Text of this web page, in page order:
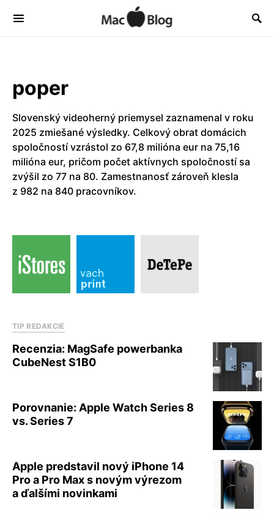
poper
Slovenský videoherný priemysel zaznamenal v roku
2025 zmiešané výsledky. Celkový obrat domácich
spoločností vzrástol zo 67,8 milióna eur na 75,16
milióna eur, pričom počet aktívnych spoločností sa
zvýšil zo 77 na 80. Zamestnanosť zároveň klesla
z 982 na 840 pracovníkov.
TIP REDAKCIE
Recenzia: MagSafe powerbanka
CubeNest S1B0
Porovnanie: Apple Watch Series 8
vs. Series 7
Apple predstavil nový iPhone 14
Pro a Pro Max s novým výrezom
a ďalšími novinkami